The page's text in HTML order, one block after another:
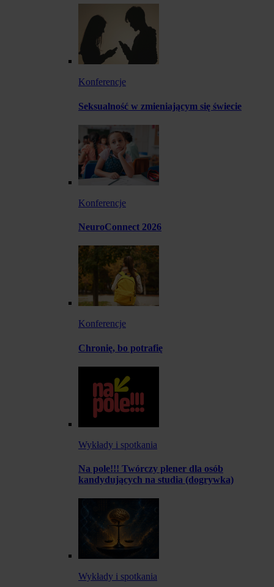
Konferencje
Seksualność w zmieniającym się świecie
Konferencje
NeuroConnect 2026
Konferencje
Chronię, bo potrafię
Wykłady i spotkania
Na pole!!! Twórczy plener dla osób
kandydujących na studia (dogrywka)
Wykłady i spotkania